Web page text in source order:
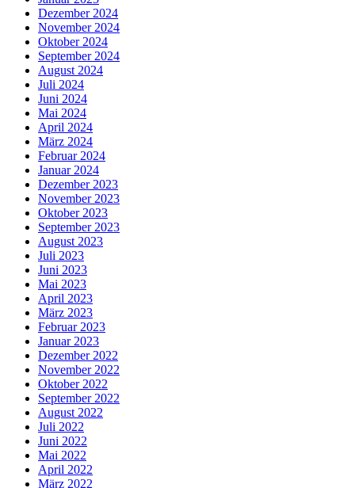
Dezember 2024
November 2024
Oktober 2024
September 2024
August 2024
Juli 2024
Juni 2024
Mai 2024
April 2024
März 2024
Februar 2024
Januar 2024
Dezember 2023
November 2023
Oktober 2023
September 2023
August 2023
Juli 2023
Juni 2023
Mai 2023
April 2023
März 2023
Februar 2023
Januar 2023
Dezember 2022
November 2022
Oktober 2022
September 2022
August 2022
Juli 2022
Juni 2022
Mai 2022
April 2022
März 2022